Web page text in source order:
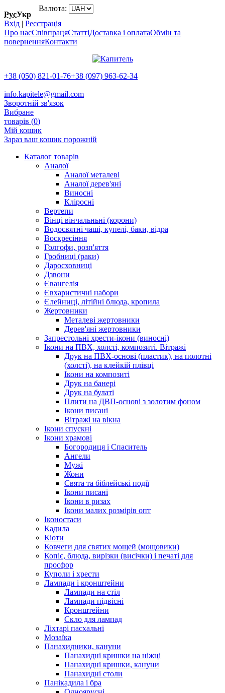
РусУкр
Валюта:
Вхід | Реєстрація
Про насСпівпрацяСтаттіДоставка і оплатаОбмін та
поверненняКонтакти
+38 (050) 821-01-76+38 (097) 963-62-34
info.kapitele@gmail.com
Зворотній зв'язок
Вибране
товарів (0)
Мій кошик
Зараз ваш кошик порожній
Каталог товарів
Аналої
Аналої металеві
Аналої дерев'яні
Виносні
Кліросні
Вертепи
Вінці вінчальньні (корони)
Водосвятні чаші, купелі, баки, відра
Воскресіння
Голгофи, розп'яття
Гробниці (раки)
Даросховниці
Дзвони
Євангелія
Євхаристичні набори
Єлейниці, літійні блюда, кропила
Жертовники
Металеві жертовники
Дерев'яні жертовники
Запрестольні хрести-ікони (виносні)
Ікони на ПВХ, холсті, композиті. Вітражі
Друк на ПВХ-основі (пластик), на полотні
(холсті), на клейкій плівці
Ікони на композиті
Друк на банері
Друк на булаті
Плити на ДВП-основі з золотим фоном
Ікони писані
Вітражі на вікна
Ікони спускні
Ікони храмові
Богородиця і Спаситель
Ангели
Мужі
Жони
Свята та біблейські події
Ікони писані
Ікони в ризах
Ікони малих розмірів опт
Іконостаси
Кадила
Кіоти
Ковчеги для святих мощей (мощовики)
Копіє, блюда, вирізки (висічки) і печаті для
просфор
Куполи і хрести
Лампади і кронштейни
Лампади на стіл
Лампади підвісні
Кронштейни
Скло для лампад
Ліхтарі пасхальні
Мозаїка
Панахидники, кануни
Панахидні кришки на ніжці
Панахидні кришки, кануни
Панахидні столи
Панікадила і бра